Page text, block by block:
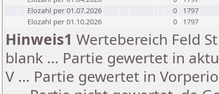
Elozahl per 01.07.2026
0
1797
Elozahl per 01.10.2026
0 1797
Hinweis1 Wertebereich Feld
blank ... Partie gewertet in
V ... Partie gewertet in